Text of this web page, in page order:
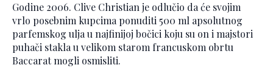
Godine 2006. Clive Christian je odlučio da će svojim
vrlo posebnim kupcima ponuditi 500 ml apsolutnog
parfemskog ulja u najfinijoj bočici koju su on i majstori
puhači stakla u velikom starom francuskom obrtu
Baccarat mogli osmisliti.